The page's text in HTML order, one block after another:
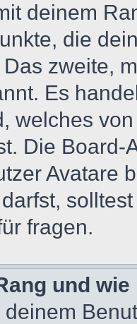
deinem
die
zweite,
Es
welches
Die
Avatare
fragen.
und